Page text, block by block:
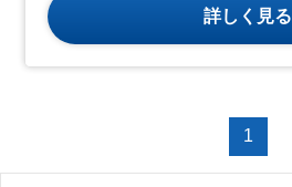
詳しく見る
1